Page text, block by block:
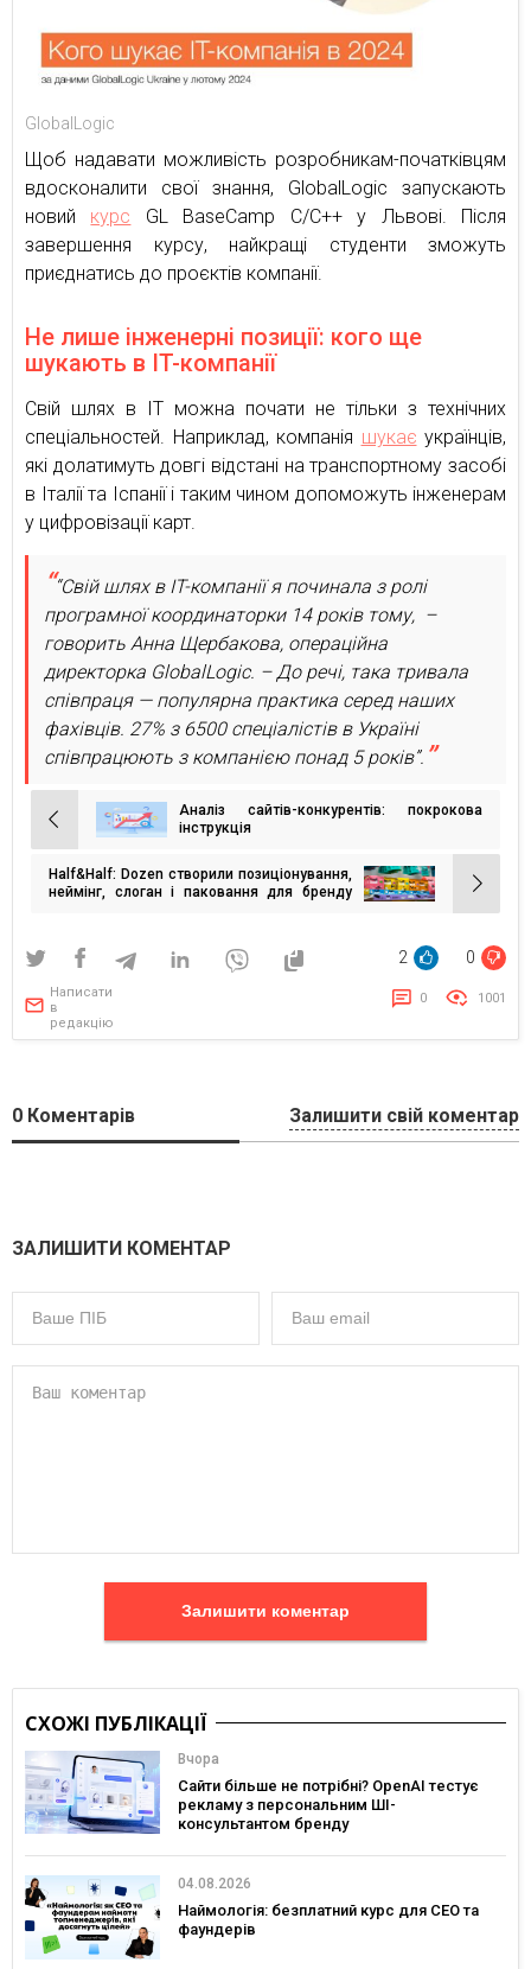
GlobalLogic
Щоб надавати можливість розробникам-початківцям
вдосконалити свої знання, GlobalLogic запускають
новий курс GL BaseCamp C/C++ у Львові. Після
завершення курсу, найкращі студенти зможуть
приєднатись до проєктів компанії.
Не лише інженерні позиції: кого ще
шукають в IT-компанії
Свій шлях в ІТ можна почати не тільки з технічних
спеціальностей. Наприклад, компанія шукає українців,
які долатимуть довгі відстані на транспортному засобі
в Італії та Іспанії і таким чином допоможуть інженерам
у цифровізації карт.
“Свій шлях в IT-компанії я починала з ролі
програмної координаторки 14 років тому, –
говорить Анна Щербакова, операційна
директорка GlobalLogic. – До речі, така тривала
співпраця — популярна практика серед наших
фахівців. 27% з 6500 спеціалістів в Україні
співпрацюють з компанією понад 5 років”.
Навігація
записів
Аналіз сайтів-конкурентів: покрокова
інструкція
Half&Half: Dozen створили позиціонування,
неймінг, слоган і паковання для бренду
2 0
Написати
в
редакцію
0 1001
0 Коментарів Залишити свій коментар
ЗАЛИШИТИ КОМЕНТАР
Залишити коментар
СХОЖІ ПУБЛІКАЦІЇ
Вчора
Сайти більше не потрібні? OpenAI тестує
рекламу з персональним ШІ-
консультантом бренду
04.08.2026
Наймологія: безплатний курс для CEO та
фаундерів